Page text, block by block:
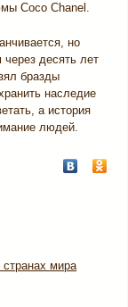
Coco Chanel.
но
десять лет
бразды
наследие
а история
людей.
мира